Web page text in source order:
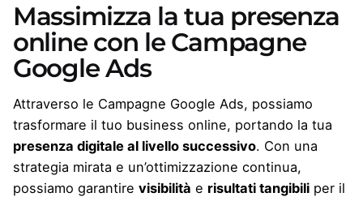
Massimizza la tua presenza
online con le Campagne
Google Ads
Attraverso le Campagne Google Ads, possiamo
trasformare il tuo business online, portando la tua
presenza digitale al livello successivo. Con una
strategia mirata e un’ottimizzazione continua,
possiamo garantire visibilità e risultati tangibili per il